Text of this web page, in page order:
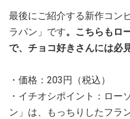
最後にご紹介する新作コン
ラパン」です。こちらもロ
で、チョコ好きさんには必
・価格：203円（税込）
・イチオシポイント：ロー
ン」は、もっちりしたフラ